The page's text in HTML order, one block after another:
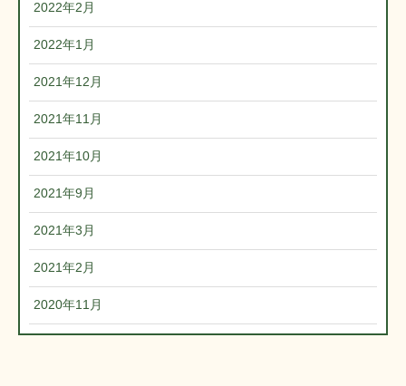
2022年2月
2022年1月
2021年12月
2021年11月
2021年10月
2021年9月
2021年3月
2021年2月
2020年11月